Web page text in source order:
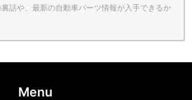
話や、最新の自動車パーツ情報が入手できるか
Menu